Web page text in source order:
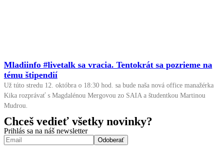
Mladiinfo #livetalk sa vracia. Tentokrát sa pozrieme na
tému štipendií
Už túto stredu 12. októbra o 18:30 hod. sa bude naša nová office manažérka
Kika rozprávať s Magdalénou Mergovou zo SAIA a študentkou Martinou
Mudrou.
Chceš vedieť všetky novinky?
Prihlás sa na náš newsletter